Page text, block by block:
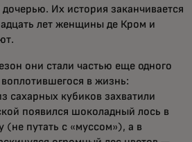
дочерью. Их история заканчивается
лет женщины де Кром и
они стали частью еще одного
в жизнь:
сахарных кубиков захватили
появился шоколадный лось в
(не путать с «муссом»), а в